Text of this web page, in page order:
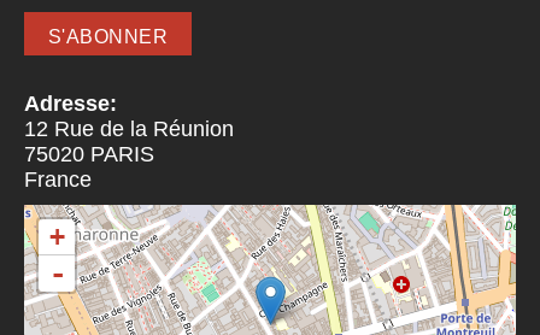
Adresse:
12 Rue de la Réunion
75020 PARIS
France
+
-